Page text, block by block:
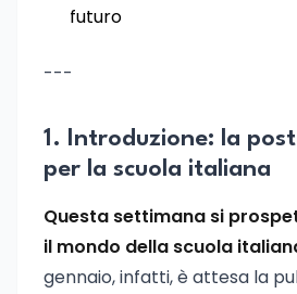
futuro
---
1. Introduzione: la
per la scuola italiana
Questa settimana si
il mondo della scuola
gennaio, infatti, è attesa la